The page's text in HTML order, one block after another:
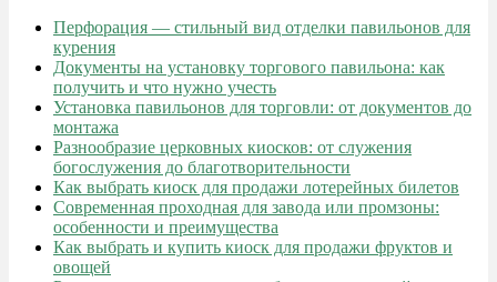
Перфорация — стильный вид отделки павильонов для
курения
Документы на установку торгового павильона: как
получить и что нужно учесть
Установка павильонов для торговли: от документов до
монтажа
Разнообразие церковных киосков: от служения
богослужения до благотворительности
Как выбрать киоск для продажи лотерейных билетов
Современная проходная для завода или промзоны:
особенности и преимущества
Как выбрать и купить киоск для продажи фруктов и
овощей